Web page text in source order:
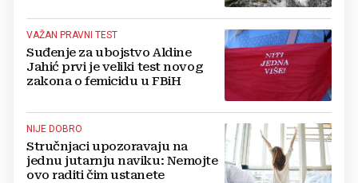
destinacijom
VAŽAN PRAVNI TEST
Suđenje za ubojstvo Aldine
Jahić prvi je veliki test novog
zakona o femicidu u FBiH
NIJE DOBRO
Stručnjaci upozoravaju na
jednu jutarnju naviku: Nemojte
ovo raditi čim ustanete